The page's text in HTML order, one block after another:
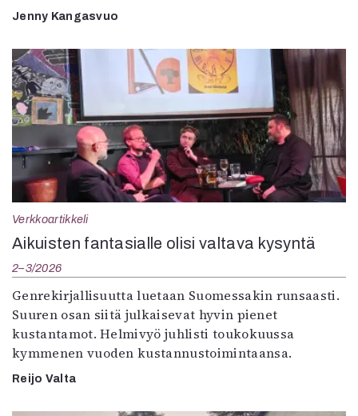
Jenny Kangasvuo
Verkkoartikkeli
Aikuisten fantasialle olisi valtava kysyntä
2–3/2026
Genrekirjallisuutta luetaan Suomessakin runsaasti.
Suuren osan siitä julkaisevat hyvin pienet
kustantamot. Helmivyö juhlisti toukokuussa
kymmenen vuoden kustannustoimintaansa.
Reijo Valta